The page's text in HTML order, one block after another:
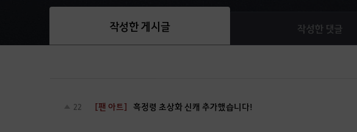
작성한 게시글 작성한 댓글
[팬 아트] 흑정령 초상화 신캐 추가했습니다!
22